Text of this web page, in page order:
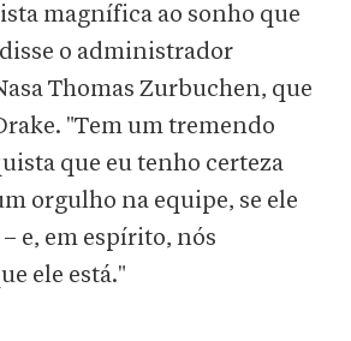
magnífica ao sonho que
o administrador
Thomas Zurbuchen, que
"Tem um tremendo
que eu tenho certeza
orgulho na equipe, se ele
e, em espírito, nós
ele está."